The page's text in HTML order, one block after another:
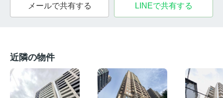
メールで共有する LINEで共有する
近隣の物件